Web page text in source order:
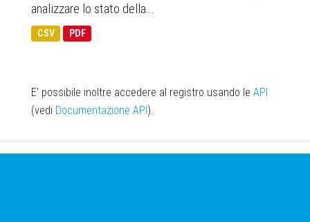
analizzare lo stato della...
CSV PDF
E' possibile inoltre accedere al registro usando le API
(vedi Documentazione API).